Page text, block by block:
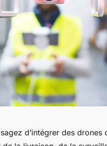
d’intégrer des